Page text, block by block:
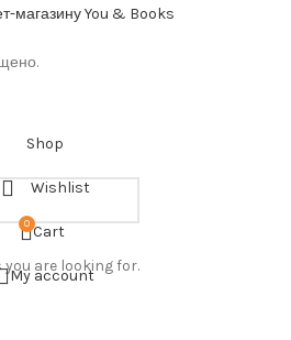
магазину You & Books
are looking for.
Shop
Wishlist
0 Cart
My account